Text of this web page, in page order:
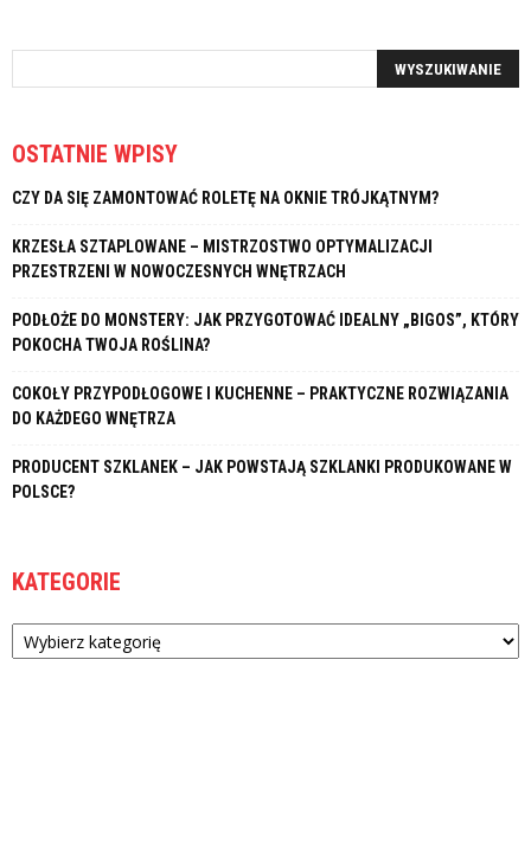
OSTATNIE WPISY
CZY DA SIĘ ZAMONTOWAĆ ROLETĘ NA OKNIE TRÓJKĄTNYM?
KRZESŁA SZTAPLOWANE – MISTRZOSTWO OPTYMALIZACJI
PRZESTRZENI W NOWOCZESNYCH WNĘTRZACH
PODŁOŻE DO MONSTERY: JAK PRZYGOTOWAĆ IDEALNY „BIGOS”, KTÓRY
POKOCHA TWOJA ROŚLINA?
COKOŁY PRZYPODŁOGOWE I KUCHENNE – PRAKTYCZNE ROZWIĄZANIA
DO KAŻDEGO WNĘTRZA
PRODUCENT SZKLANEK – JAK POWSTAJĄ SZKLANKI PRODUKOWANE W
POLSCE?
KATEGORIE
Kategorie